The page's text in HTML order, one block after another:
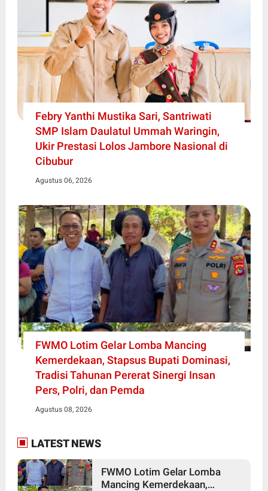
Febry Yanthi Mustika Sari, Santriwati
SMP Islam Daulatul Ummah Waringin,
Ukir Prestasi Lolos Jambore Nasional di
Cibubur
Agustus 06, 2026
FWMO Lotim Gelar Lomba Mancing
Kemerdekaan, Stapsus Bupati Dominasi,
Tradisi Tahunan Pererat Sinergi Insan
Pers, Polri, dan Pemda
Agustus 08, 2026
LATEST NEWS
FWMO Lotim Gelar Lomba
Mancing Kemerdekaan,